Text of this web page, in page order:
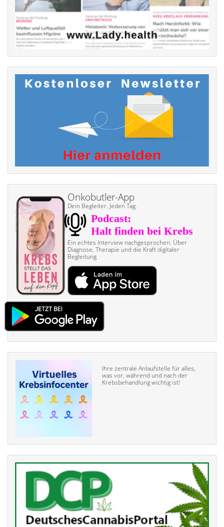
Onkobutler-App
Dein Begleiter. Jeden Tag.
Ein echtes Interview nach­gesprochen. Über
Diagnose, Therapie und die Kraft digitaler
Begleitung
Ihre zentrale Anlaufstelle für alles,
was vor, während und nach der
Krebsbehandlung wichtig ist!